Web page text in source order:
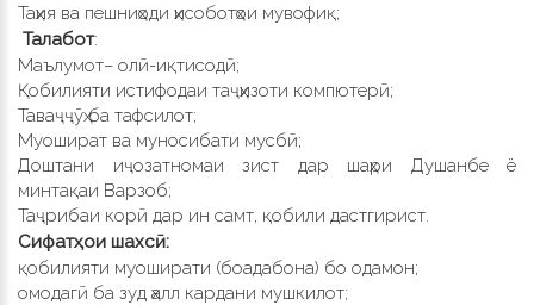
Таҳия ва пешниҳоди ҳисоботҳои мувофиқ;
Талабот:
Маълумот– олӣ-иқтисодӣ;
Қобилияти истифодаи таҷҳизоти компютерӣ;
Таваҷҷӯҳ ба тафсилот;
Муошират ва муносибати мусбӣ;
Доштани иҷозатномаи зист дар шаҳри Душанбе ё
минтақаи Варзоб;
Таҷрибаи корӣ дар ин самт, қобили дастгирист.
Сифатҳои шахсӣ:
қобилияти муоширати (боадабона) бо одамон;
омодагӣ ба зуд ҳалл кардани мушкилот;